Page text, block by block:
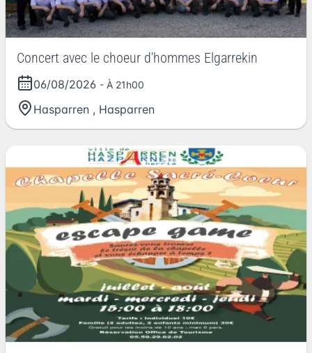
Concert avec le choeur d'hommes Elgarrekin
06/08/2026 - À 21h00
Hasparren , Hasparren